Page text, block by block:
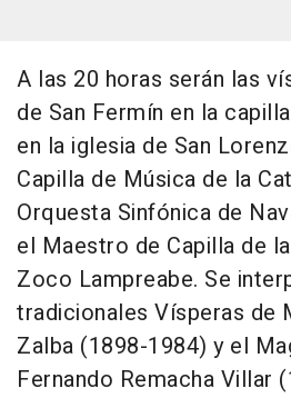
A las 20 horas serán las
de San Fermín en la
en la iglesia de San
Capilla de Música de la
Orquesta Sinfónica de
el Maestro de Capilla de
Zoco Lampreabe. Se
tradicionales Vísperas de
Zalba (1898-1984) y el
Fernando Remacha Villar